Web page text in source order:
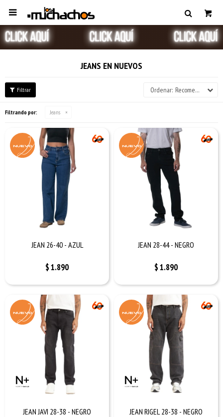

JEANS EN NUEVOS
Recomendados
Filtrando por: Jeans
JEAN 26-40 - AZUL
$1.890
JEAN 28-44 - NEGRO
$1.890
JEAN JAVI 28-38 - NEGRO JEAN RIGEL 28-38 - NEGRO